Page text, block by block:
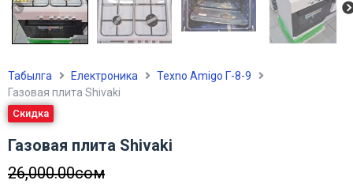
Табылга Електроника
Texno Amigo Г-8-9
Газовая плита Shivaki
Скидка
Газовая плита Shivaki
26,000.00сом